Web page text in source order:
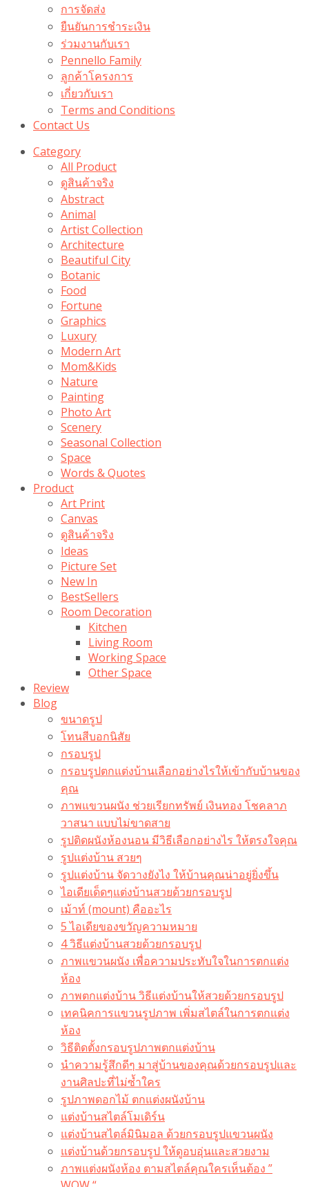
การจัดส่ง
ยืนยันการชำระเงิน
ร่วมงานกับเรา
Pennello Family
ลูกค้าโครงการ
เกี่ยวกับเรา
Terms and Conditions
Contact Us
Category
All Product
ดูสินค้าจริง
Abstract
Animal
Artist Collection
Architecture
Beautiful City
Botanic
Food
Fortune
Graphics
Luxury
Modern Art
Mom&Kids
Nature
Painting
Photo Art
Scenery
Seasonal Collection
Space
Words & Quotes
Product
Art Print
Canvas
ดูสินค้าจริง
Ideas
Picture Set
New In
BestSellers
Room Decoration
Kitchen
Living Room
Working Space
Other Space
Review
Blog
ขนาดรูป
โทนสีบอกนิสัย
กรอบรูป
กรอบรูปตกแต่งบ้านเลือกอย่างไรให้เข้ากับบ้านของ
คุณ
ภาพแขวนผนัง ช่วยเรียกทรัพย์ เงินทอง โชคลาภ
วาสนา แบบไม่ขาดสาย
รูปติดผนังห้องนอน มีวิธีเลือกอย่างไร ให้ตรงใจคุณ
รูปแต่งบ้าน สวยๆ
รูปแต่งบ้าน จัดวางยังไง ให้บ้านคุณน่าอยู่ยิ่งขึ้น
ไอเดียเด็ดๆแต่งบ้านสวยด้วยกรอบรูป
เม้าท์ (mount) คืออะไร​
5 ไอเดียของขวัญความหมาย
4 วิธีแต่งบ้านสวยด้วยกรอบรูป
ภาพแขวนผนัง เพื่อความประทับใจในการตกแต่ง
ห้อง
ภาพตกแต่งบ้าน วิธีแต่งบ้านให้สวยด้วยกรอบรูป
เทคนิคการแขวนรูปภาพ เพิ่มสไตล์ในการตกแต่ง
ห้อง
วิธีติดตั้งกรอบรูปภาพตกแต่งบ้าน
นำความรู้สึกดีๆ มาสู่บ้านของคุณด้วยกรอบรูปและ
งานศิลปะที่ไม่ซ้ำใคร
รูปภาพดอกไม้ ตกแต่งผนังบ้าน
แต่งบ้านสไตล์โมเดิร์น
แต่งบ้านสไตล์มินิมอล ด้วยกรอบรูปแขวนผนัง
แต่งบ้านด้วยกรอบรูป ให้ดูอบอุ่นและสวยงาม
ภาพแต่งผนังห้อง ตามสไตล์คุณใครเห็นต้อง ”